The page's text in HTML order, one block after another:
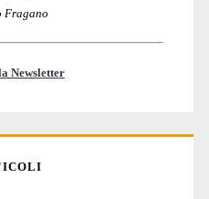
Fragano
Newsletter